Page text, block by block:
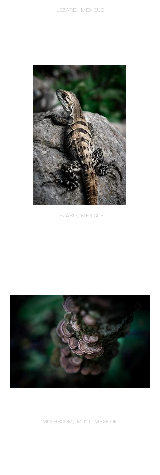
LEZARD, MEXIQUE
LEZARD, MEXIQUE
MUSHROOM, MUYIL MEXIQUE